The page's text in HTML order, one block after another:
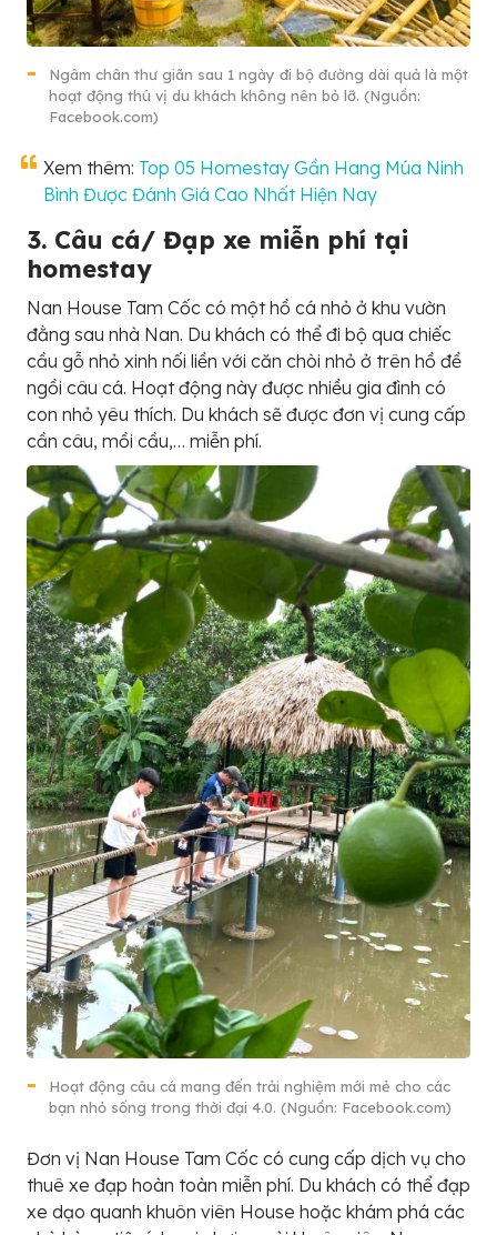
Ngâm chân thư giãn sau 1 ngày đi bộ đường dài quả là một
hoạt động thú vị du khách không nên bỏ lỡ. (Nguồn:
Facebook.com)
Xem thêm: Top 05 Homestay Gần Hang Múa Ninh
Bình Được Đánh Giá Cao Nhất Hiện Nay
3. Câu cá/ Đạp xe miễn phí tại
homestay
Nan House Tam Cốc có một hồ cá nhỏ ở khu vườn
đằng sau nhà Nan. Du khách có thể đi bộ qua chiếc
cầu gỗ nhỏ xinh nối liền với căn chòi nhỏ ở trên hồ đề
ngồi câu cá. Hoạt động này được nhiều gia đình có
con nhỏ yêu thích. Du khách sẽ được đơn vị cung cấp
cần câu, mồi cầu,… miễn phí.
Hoạt động câu cá mang đến trải nghiệm mới mẻ cho các
bạn nhỏ sống trong thời đại 4.0. (Nguồn: Facebook.com)
Đơn vị Nan House Tam Cốc có cung cấp dịch vụ cho
thuê xe đạp hoàn toàn miễn phí. Du khách có thể đạp
xe dạo quanh khuôn viên House hoặc khám phá các